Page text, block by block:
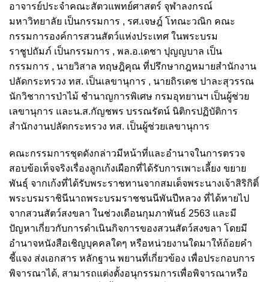
อาจารย์ประจำคณะสัตวแพทย์ศาสตร์ จุฬาลงกรณ์
มหาวิทยาลัย เป็นกรรมการ , รศ.เจษฎ์ โทณะวณิก คณะ
กรรมการองค์การสวนสัตว์แห่งประเทศ ในพระบรม
ราชูปถัมภ์ เป็นกรรมการ , พล.อ.เดชา ปุญญบาล เป็น
กรรมการ , นายวิสาล ทฤษฎิคุณ ที่ปรึกษากฎหมายสำนักงาน
ปลัดกระทรวง ทส. เป็นเลขานุการ , นายถิรเดช ปาละสุวรรณ
นักวิชาการป่าไม้ ชำนาญการพิเศษ กรมอุทยานฯ เป็นผู้ช่วย
เลขานุการ และน.ส.กัญชพร บรรณรัตน์ นิติกรปฏิบัติการ
สำนักงานปลัดกระทรวง ทส. เป็นผู้ช่วยเลขานุการ
คณะกรรมการชุดดังกล่าวมีหน้าที่และอำนาจในการตรวจ
สอบข้อเท็จจริงเรื่องลูกเก้งเผือกที่ได้รับการเพาะเลี้ยง ขยาย
พันธุ์ จากเก้งที่ได้รับพระราชทานจากสมเด็จพระนางเจ้าสิริกิติ์
พระบรมราชินีนาถพระบรมราชชนนีพันปีหลวง ที่ได้หายไป
จากสวนสัตว์สงขลา ในช่วงเดือนกุมภาพันธ์ 2563 และมี
ปัญหาเกี่ยวกับการดำเนินกิจการของสวนสัตว์สงขลา โดยมี
อำนาจหนังสือเชิญบุคคลใดๆ หรือหน่วยงานใดมาให้ถ้อยคำ
ชี้แจง ส่งเอกสาร หลักฐาน พยานที่เกี่ยวข้อง เพื่อประกอบการ
พิจารณาได้, สามารถแต่งตั้งอนุกรรมการเพื่อพิจารณาหรือ